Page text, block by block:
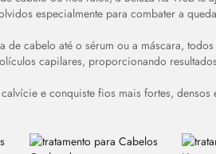
especialmente para combater a
de cabelo até osérum ou a máscara,
capilares, proporcionando
e conquiste fios mais fortes,
ativado e desativado